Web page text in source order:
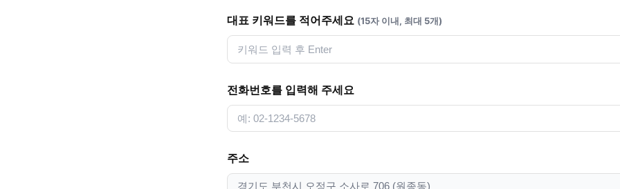
대표 키워드를 적어주세요 (15자 이내, 최대 5개)
전화번호를 입력해 주세요
주소